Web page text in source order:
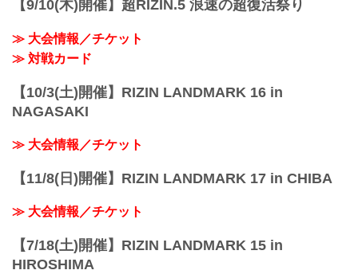
2d139.62652771477258!3d35.4558205499
【9/10(木)開催】超RIZIN.5 浪速の超復活祭り
≫ 大会情報／チケット
≫ 対戦カード
【10/3(土)開催】RIZIN LANDMARK 16 in
NAGASAKI
≫ 大会情報／チケット
【11/8(日)開催】RIZIN LANDMARK 17 in CHIBA
≫ 大会情報／チケット
【7/18(土)開催】RIZIN LANDMARK 15 in
HIROSHIMA